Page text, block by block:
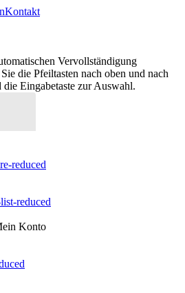
Kontakt
Vervollständigung
die Pfeiltasten nach oben und nach
Eingabetaste zur Auswahl.
Konto